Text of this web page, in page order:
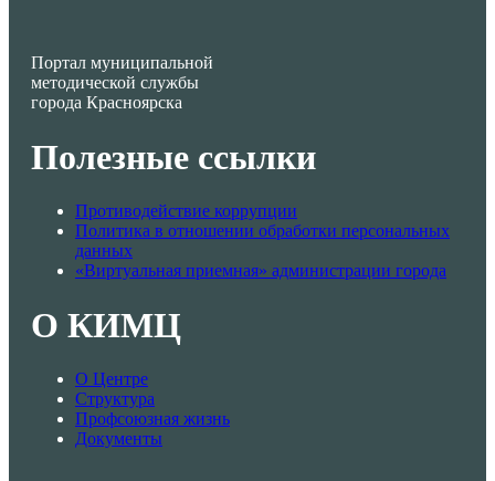
Портал муниципальной
методической службы
города Красноярска
Полезные ссылки
Противодействие коррупции
Политика в отношении обработки персональных
данных
«Виртуальная приемная» администрации города
О КИМЦ
О Центре
Структура
Профсоюзная жизнь
Документы